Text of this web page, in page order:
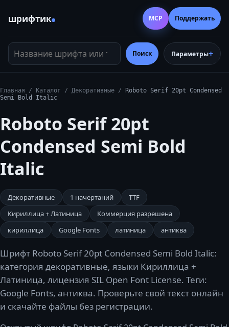
шрифтик
Название шрифта или тег
Поиск Параметры
MCP Поддержать
Главная / Каталог / Декоративные /
Roboto Serif 20pt Condensed
Semi Bold Italic
Roboto Serif 20pt
Condensed Semi Bold
Italic
Декоративные 1 начертаний
TTF
Кириллица + Латиница
Коммерция разрешена
кириллица
Google Fonts латиница антиква
Шрифт Roboto Serif 20pt Condensed Semi Bold Italic:
категория декоративные, языки Кириллица +
Латиница, лицензия SIL Open Font License. Теги:
Google Fonts, антиква. Проверьте свой текст онлайн
и скачайте файлы без регистрации.